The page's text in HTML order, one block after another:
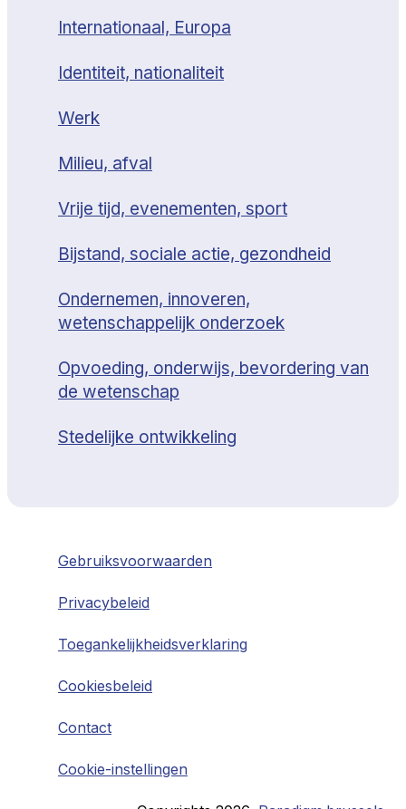
Internationaal, Europa
Identiteit, nationaliteit
Werk
Milieu, afval
Vrije tijd, evenementen, sport
Bijstand, sociale actie, gezondheid
Ondernemen, innoveren,
wetenschappelijk onderzoek
Opvoeding, onderwijs, bevordering van
de wetenschap
Stedelijke ontwikkeling
Gebruiksvoorwaarden
Privacybeleid
Toegankelijkheidsverklaring
Cookiesbeleid
Contact
Cookie-instellingen